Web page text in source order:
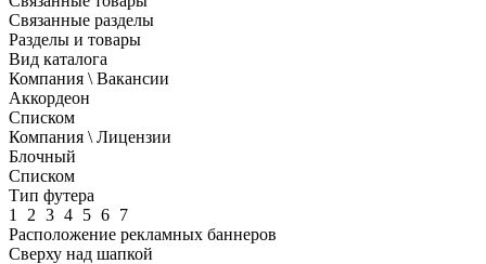
Связанные разделы
Разделы и товары
Вид каталога
Компания \ Вакансии
Аккордеон
Списком
Компания \ Лицензии
Блочный
Списком
Тип футера
1
2 3 4 5 6 7
Расположение рекламных баннеров
Сверху над шапкой